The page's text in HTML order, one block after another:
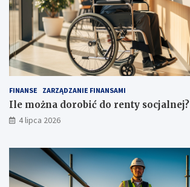
FINANSE ZARZĄDZANIE FINANSAMI
Ile można dorobić do renty socjalnej?
4 lipca 2026